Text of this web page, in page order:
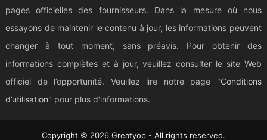
pages officielles des fournisseurs. Dans la mesure où nous
essayons de maintenir le contenu à jour, les informations peuvent
changer à tout moment, sans préavis. Pour obtenir des
informations complètes et à jour, veuillez consulter le site Web
officiel de l’opportunité. Veuillez lire notre page "Conditions
d’utilisation" pour plus d'informations.
Copyright © 2026 Greatyop - All rights reserved.